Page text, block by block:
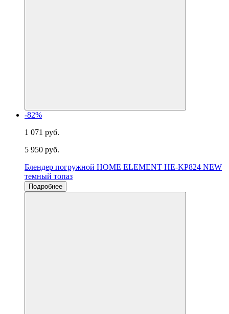
-82%
1 071 руб.
5 950 руб.
Блендер погружной HOME ELEMENT HE-KP824 NEW
темный топаз
Подробнее